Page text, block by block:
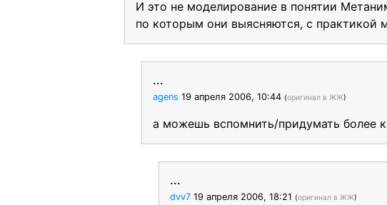
И это не моделирование в понятии
по которым они выясняются, с практикой
...
agens 19 апреля 2006, 10:44 (оригинал в ЖЖ)
а можешь вспомнить/придумать более
...
dvv7 19 апреля 2006, 18:21 (оригинал в ЖЖ)